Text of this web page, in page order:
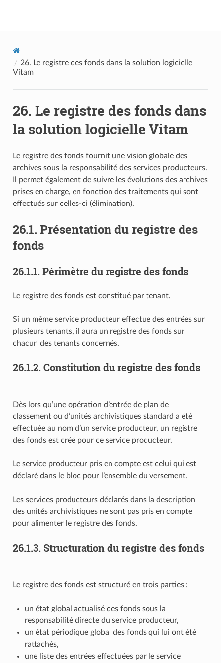
26. Le registre des fonds dans la solution logicielle
Vitam
26. Le registre des fonds dans
la solution logicielle Vitam
Le registre des fonds fournit une vision globale des
archives sous la responsabilité des services producteurs.
Il permet également de suivre les évolutions des archives
prises en charge, en fonction des traitements qui sont
effectués sur celles-ci (élimination).
26.1. Présentation du registre des
fonds
26.1.1. Périmètre du registre des fonds
Le registre des fonds est constitué par tenant.
Si un même service producteur effectue des entrées sur
plusieurs tenants, il aura un registre des fonds sur
chacun des tenants concernés.
26.1.2. Constitution du registre des fonds
Dès lors qu’une opération d’entrée de plan de
classement ou d’unités archivistiques standard a été
effectuée au nom d’un service producteur, un registre
des fonds est créé pour ce service producteur.
Le service producteur pris en compte est celui qui est
déclaré dans le bloc pour l’ensemble du versement.
Les services producteurs déclarés dans la description
des unités archivistiques ne sont pas pris en compte
pour alimenter le registre des fonds.
26.1.3. Structuration du registre des fonds
Le registre des fonds est structuré en trois parties :
un état global actualisé des fonds sous la
responsabilité directe du service producteur,
un état périodique global des fonds qui lui ont été
rattachés,
une liste des entrées effectuées par le service